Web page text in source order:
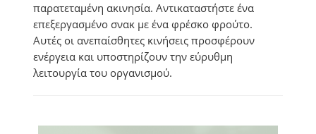
παρατεταμένη ακινησία. Αντικαταστήστε ένα
επεξεργασμένο σνακ με ένα φρέσκο φρούτο.
Αυτές οι ανεπαίσθητες κινήσεις προσφέρουν
ενέργεια και υποστηρίζουν την εύρυθμη
λειτουργία του οργανισμού.